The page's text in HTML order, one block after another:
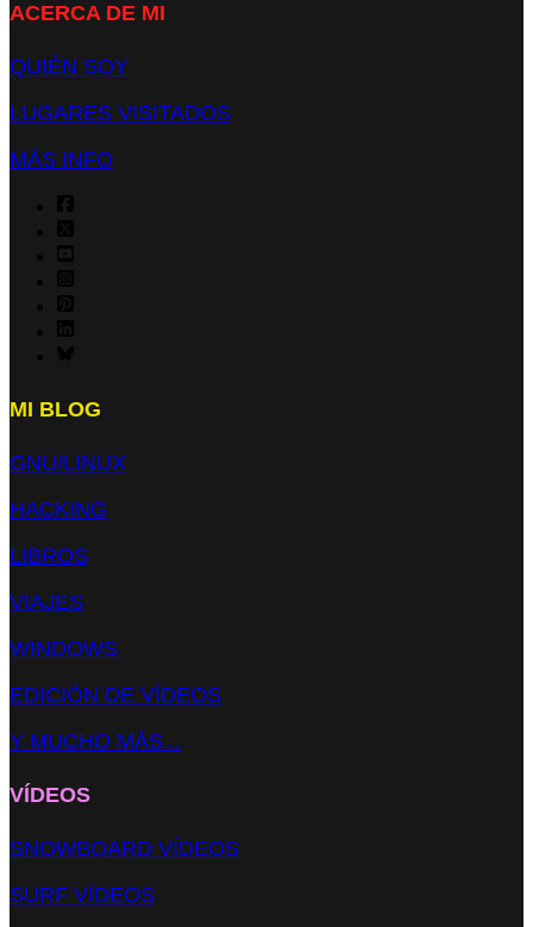
ACERCA DE MI
QUIÉN SOY
LUGARES VISITADOS
MÁS INFO
MI BLOG
GNU/LINUX
HACKING
LIBROS
VIAJES
WINDOWS
EDICIÓN DE VÍDEOS
Y MUCHO MÁS...
VÍDEOS
SNOWBOARD VÍDEOS
SURF VÍDEOS